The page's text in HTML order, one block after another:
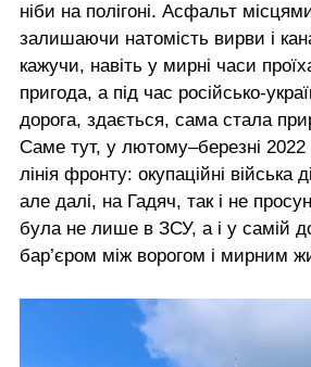
ніби на полігоні. Асфальт
залишаючи натомість вирви і
кажучи, навіть у мирні часи
пригода, а під час російсько-
дорога, здається, сама стала
Саме тут, у лютому–березні 2022
лінія фронту: окупаційні
але далі, на Гадяч, так і не
була не лише в ЗСУ, а і у самій
бар’єром між ворогом і мирним